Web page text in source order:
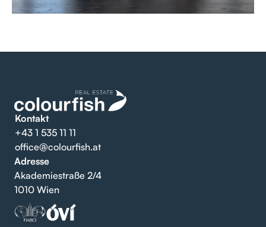
Kontakt
+43 1 535 11 11
office@colourfish.at
Adresse
Akademiestraße 2/4
1010 Wien